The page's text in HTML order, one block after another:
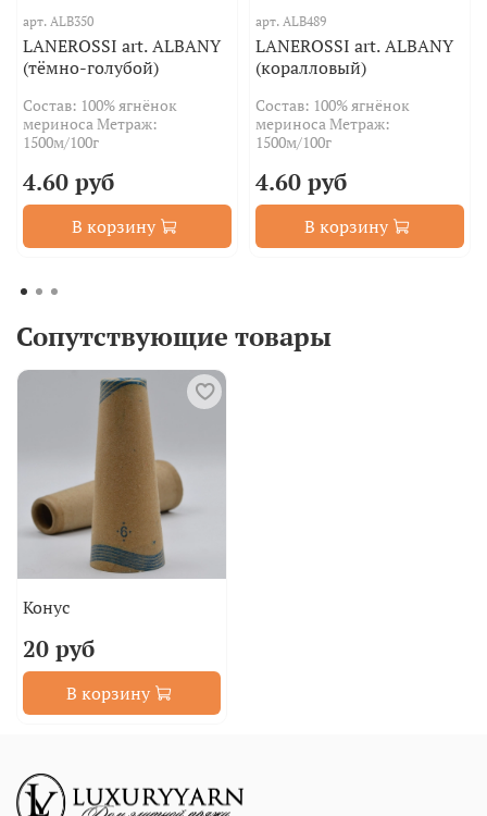
арт. ALB350
LANEROSSI art. ALBANY
(тёмно-голубой)
Состав: 100% ягнёнок
мериноса Метраж:
1500м/100г
4.60 руб
В корзину
арт. ALB489
LANEROSSI art. ALBANY
(коралловый)
Состав: 100% ягнёнок
мериноса Метраж:
1500м/100г
4.60 руб
В корзину
Сопутствующие товары
Конус
20 руб
В корзину